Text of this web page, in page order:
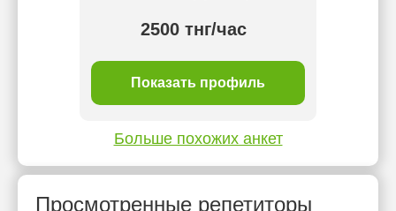
2500 тнг/час
Показать профиль
Больше похожих анкет
Просмотренные репетиторы